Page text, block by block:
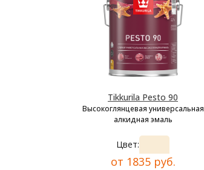
Tikkurila Pesto 90
Высокоглянцевая универсальная
алкидная эмаль
Цвет:
от 1835 руб.